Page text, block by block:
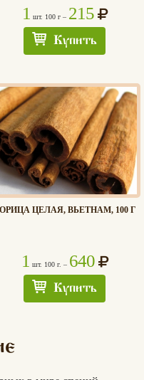
1 шт. 100 г – 215
Купить
ЦЕЛАЯ, ВЬЕТНАМ, 100 Г
1 шт. 100 г. – 640
Купить